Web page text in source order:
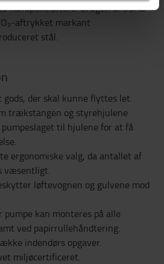
håndpalleløftere. Brugen af SSAB
aftrykket markant
stål.
der skal kunne flyttes let.
trækstangen og styrehjulene
til hjulene for at få
ergonomiske valg, da antallet af
væsentligt.
løftevognen og gulvene mod
kan monteres på alle
ved papirrullehåndtering.
indendørs opgaver.
miljøcertificeret.